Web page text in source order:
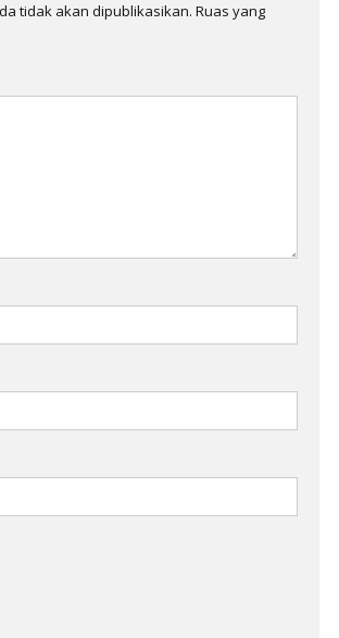
tidak akan dipublikasikan. Ruas yang